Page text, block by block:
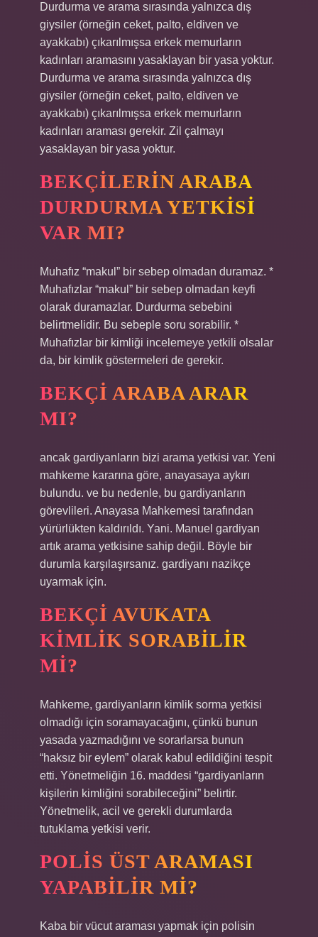
Durdurma ve arama sırasında yalnızca dış
giysiler (örneğin ceket, palto, eldiven ve
ayakkabı) çıkarılmışsa erkek memurların
kadınları aramasını yasaklayan bir yasa yoktur.
Durdurma ve arama sırasında yalnızca dış
giysiler (örneğin ceket, palto, eldiven ve
ayakkabı) çıkarılmışsa erkek memurların
kadınları araması gerekir. Zil çalmayı
yasaklayan bir yasa yoktur.
BEKÇILERIN ARABA
DURDURMA YETKISI
VAR MI?
Muhafız “makul” bir sebep olmadan duramaz. *
Muhafızlar “makul” bir sebep olmadan keyfi
olarak duramazlar. Durdurma sebebini
belirtmelidir. Bu sebeple soru sorabilir. *
Muhafızlar bir kimliği incelemeye yetkili olsalar
da, bir kimlik göstermeleri de gerekir.
BEKÇI ARABA ARAR
MI?
ancak gardiyanların bizi arama yetkisi var. Yeni
mahkeme kararına göre, anayasaya aykırı
bulundu. ve bu nedenle, bu gardiyanların
görevlileri. Anayasa Mahkemesi tarafından
yürürlükten kaldırıldı. Yani. Manuel gardiyan
artık arama yetkisine sahip değil. Böyle bir
durumla karşılaşırsanız. gardiyanı nazikçe
uyarmak için.
BEKÇI AVUKATA
KIMLIK SORABILIR
MI?
Mahkeme, gardiyanların kimlik sorma yetkisi
olmadığı için soramayacağını, çünkü bunun
yasada yazmadığını ve sorarlarsa bunun
“haksız bir eylem” olarak kabul edildiğini tespit
etti. Yönetmeliğin 16. maddesi “gardiyanların
kişilerin kimliğini sorabileceğini” belirtir.
Yönetmelik, acil ve gerekli durumlarda
tutuklama yetkisi verir.
POLIS ÜST ARAMASI
YAPABILIR MI?
Kaba bir vücut araması yapmak için polisin